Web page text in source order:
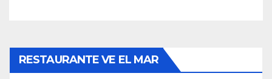
RESTAURANTE VE EL MAR